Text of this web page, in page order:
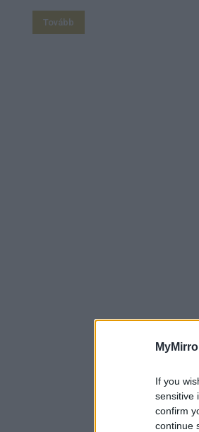
If you
sensitive
confirm
continue
Tovább